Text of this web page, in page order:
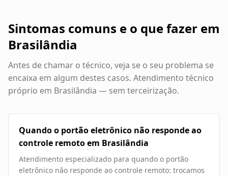
Sintomas comuns e o que fazer em
Brasilândia
Antes de chamar o técnico, veja se o seu problema se
encaixa em algum destes casos. Atendimento técnico
próprio em Brasilândia — sem terceirização.
Quando o portão eletrônico não responde ao
controle remoto em Brasilândia
Atendimento especializado para quando o portão
eletrônico não responde ao controle remoto: trocamos